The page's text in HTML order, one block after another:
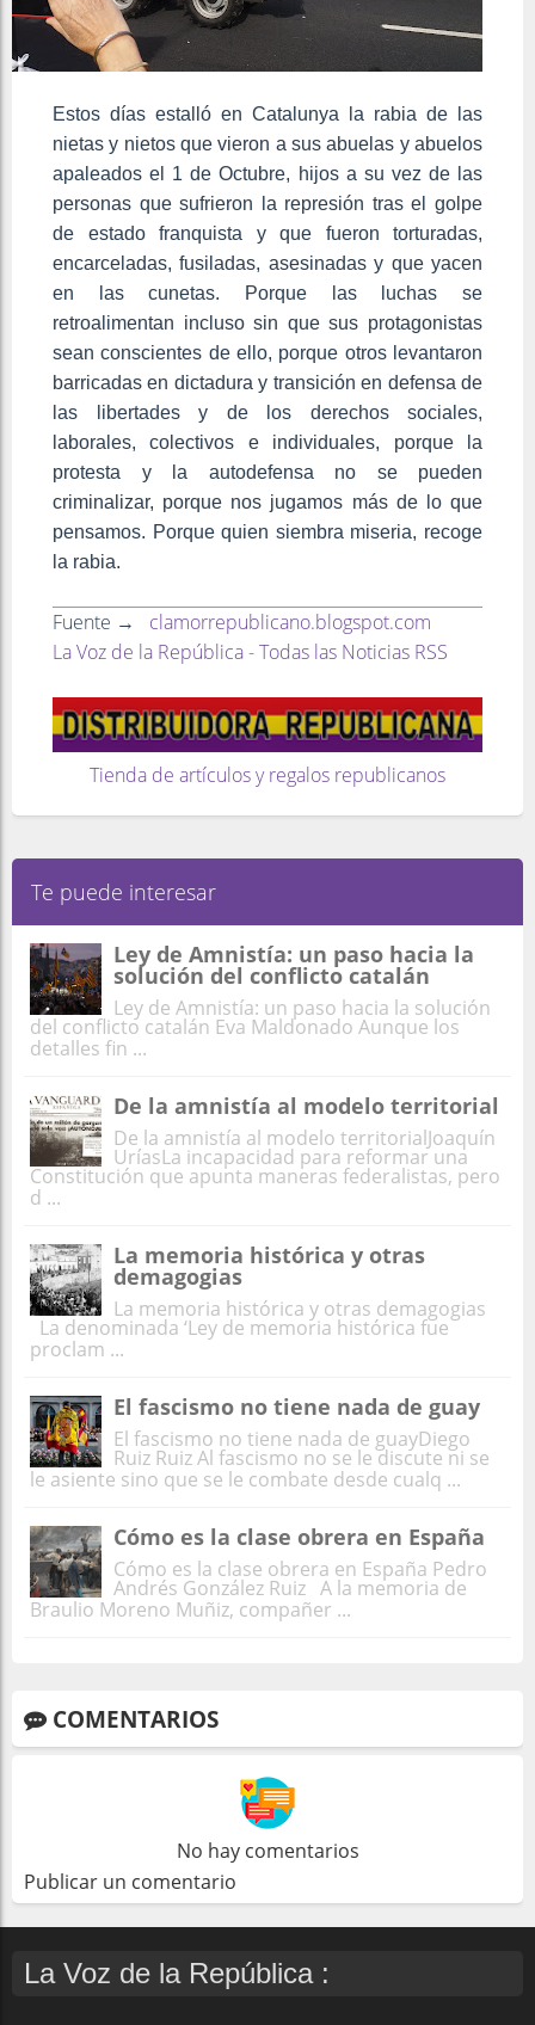
Estos días estalló en Catalunya la rabia de las
nietas y nietos que vieron a sus abuelas y abuelos
apaleados el 1 de Octubre, hijos a su vez de las
personas que sufrieron la represión tras el golpe
de estado franquista y que fueron torturadas,
encarceladas, fusiladas, asesinadas y que yacen
en las cunetas. Porque las luchas se
retroalimentan incluso sin que sus protagonistas
sean conscientes de ello, porque otros levantaron
barricadas en dictadura y transición en defensa de
las libertades y de los derechos sociales,
laborales, colectivos e individuales, porque la
protesta y la autodefensa no se pueden
criminalizar, porque nos jugamos más de lo que
pensamos. Porque quien siembra miseria, recoge
la rabia.
Fuente → clamorrepublicano.blogspot.com
La Voz de la República - Todas las Noticias RSS
Tienda de artículos y regalos republicanos
Te puede interesar
Ley de Amnistía: un paso hacia la
solución del conflicto catalán
Ley de Amnistía: un paso hacia la solución
del conflicto catalán Eva Maldonado Aunque los
detalles fin ...
De la amnistía al modelo territorial
De la amnistía al modelo territorialJoaquín
UríasLa incapacidad para reformar una
Constitución que apunta maneras federalistas, pero
d ...
La memoria histórica y otras
demagogias
La memoria histórica y otras demagogias
La denominada ‘Ley de memoria histórica fue
proclam ...
El fascismo no tiene nada de guay
El fascismo no tiene nada de guayDiego
Ruiz Ruiz Al fascismo no se le discute ni se
le asiente sino que se le combate desde cualq ...
Cómo es la clase obrera en España
Cómo es la clase obrera en España Pedro
Andrés González Ruiz A la memoria de
Braulio Moreno Muñiz, compañer ...
COMENTARIOS
No hay comentarios
Publicar un comentario
La Voz de la República :